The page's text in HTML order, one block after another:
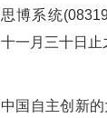
思博系统
十一月三十日止
中国自主创新